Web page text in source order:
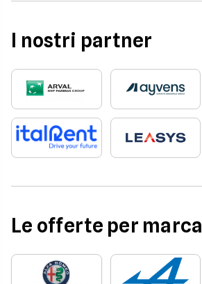
I nostri partner
Le offerte per marca